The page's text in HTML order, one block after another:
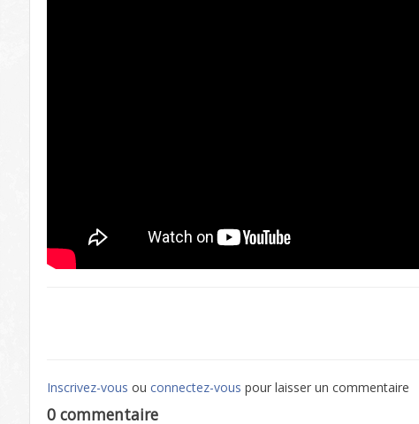
Inscrivez-vous ouconnectez-vous pour laisser un commentaire
0 commentaire